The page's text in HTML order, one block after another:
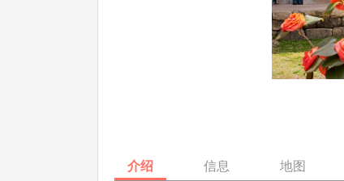
介绍 信息 地图